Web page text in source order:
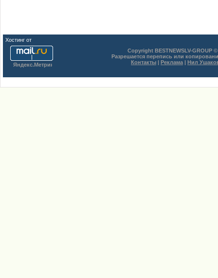
Хостинг от
Copyright BESTNEWSLV-GROUP
Разрешается перепись или
Контакты | Реклама | Нил